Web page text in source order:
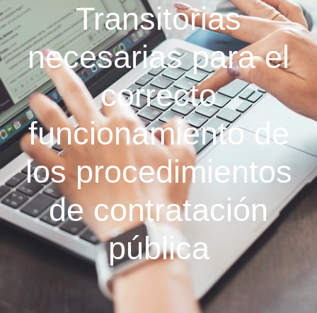
Transitorias
necesarias para el
correcto
funcionamiento de
los procedimientos
de contratación
pública